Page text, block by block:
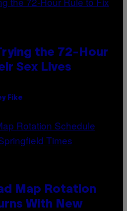
the 72-Hour
Sex Lives
Fike
Map Rotation
With New